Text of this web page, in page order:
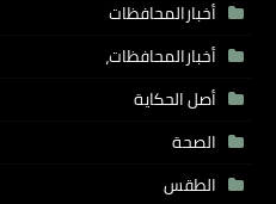
أخبارالمحافظات
أخبارالمحافظات،
أصل الحكاية
الصحة
الطقس